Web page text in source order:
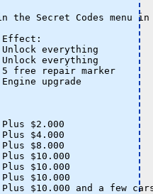
the Secret Codes menu in
everything
everything
repair marker
upgrade
$2.000
$4.000
$8.000
$10.000
$10.000
$10.000
$10.000 and a few